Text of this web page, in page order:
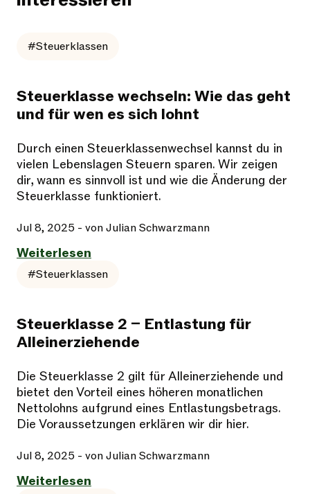
#Steuerklassen
Steuerklasse wechseln: Wie das geht
und für wen es sich lohnt
Durch einen Steuerklassenwechsel kannst du in
vielen Lebenslagen Steuern sparen. Wir zeigen
dir, wann es sinnvoll ist und wie die Änderung der
Steuerklasse funktioniert.
Jul 8, 2025 - von Julian Schwarzmann
Weiterlesen
#Steuerklassen
Steuerklasse 2 – Entlastung für
Alleinerziehende
Die Steuerklasse 2 gilt für Alleinerziehende und
bietet den Vorteil eines höheren monatlichen
Nettolohns aufgrund eines Entlastungsbetrags.
Die Voraussetzungen erklären wir dir hier.
Jul 8, 2025 - von Julian Schwarzmann
Weiterlesen